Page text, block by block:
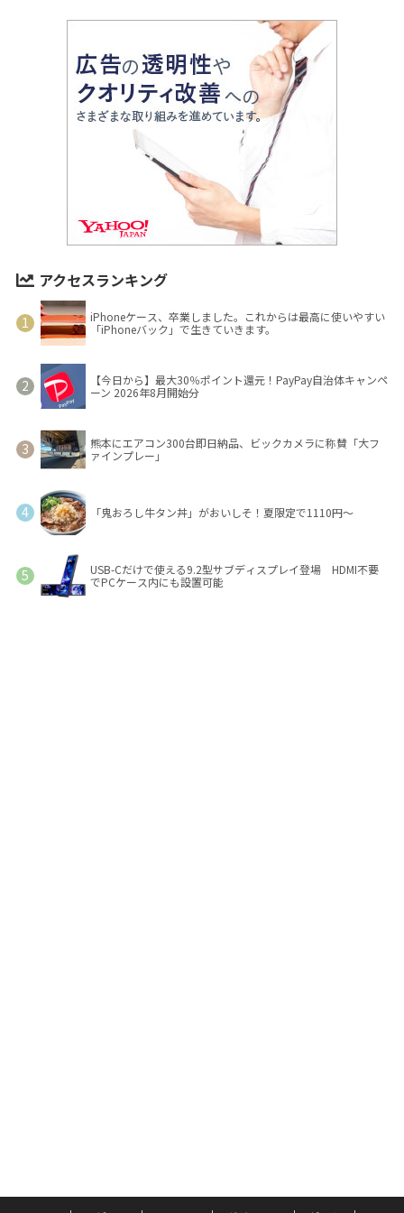
アクセスランキング
iPhoneケース、卒業しました。これからは最高に使いやすい
「iPhoneバック」で生きていきます。
【今日から】最大30％ポイント還元！PayPay自治体キャンペ
ーン 2026年8月開始分
熊本にエアコン300台即日納品、ビックカメラに称賛「大フ
ァインプレー」
「鬼おろし牛タン丼」がおいしそ！夏限定で1110円～
USB-Cだけで使える9.2型サブディスプレイ登場 HDMI不要
でPCケース内にも設置可能